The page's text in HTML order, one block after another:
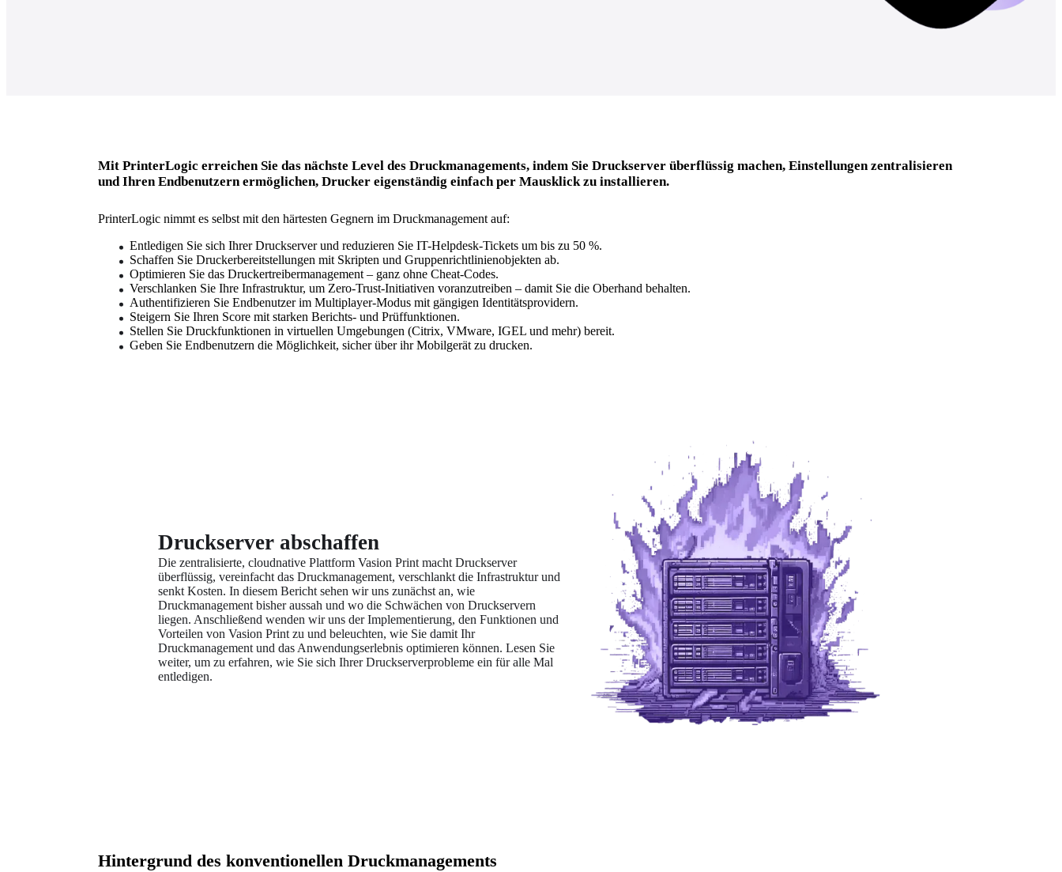
Mit PrinterLogic erreichen Sie das nächste Level des Druckmanagements, indem Sie Druckserver überflüssig machen, Einstellungen zentralisieren
und Ihren Endbenutzern ermöglichen, Drucker eigenständig einfach per Mausklick zu installieren.
PrinterLogic nimmt es selbst mit den härtesten Gegnern im Druckmanagement auf:
Entledigen Sie sich Ihrer Druckserver und reduzieren Sie IT-Helpdesk-Tickets um bis zu 50 %.
Schaffen Sie Druckerbereitstellungen mit Skripten und Gruppenrichtlinienobjekten ab.
Optimieren Sie das Druckertreibermanagement – ganz ohne Cheat-Codes.
Verschlanken Sie Ihre Infrastruktur, um Zero-Trust-Initiativen voranzutreiben – damit Sie die Oberhand behalten.
Authentifizieren Sie Endbenutzer im Multiplayer-Modus mit gängigen Identitätsprovidern.
Steigern Sie Ihren Score mit starken Berichts- und Prüffunktionen.
Stellen Sie Druckfunktionen in virtuellen Umgebungen (Citrix, VMware, IGEL und mehr) bereit.
Geben Sie Endbenutzern die Möglichkeit, sicher über ihr Mobilgerät zu drucken.
Druckserver abschaffen
Die zentralisierte, cloudnative Plattform Vasion Print macht Druckserver
überflüssig, vereinfacht das Druckmanagement, verschlankt die Infrastruktur und
senkt Kosten. In diesem Bericht sehen wir uns zunächst an, wie
Druckmanagement bisher aussah und wo die Schwächen von Druckservern
liegen. Anschließend wenden wir uns der Implementierung, den Funktionen und
Vorteilen von Vasion Print zu und beleuchten, wie Sie damit Ihr
Druckmanagement und das Anwendungserlebnis optimieren können. Lesen Sie
weiter, um zu erfahren, wie Sie sich Ihrer Druckserverprobleme ein für alle Mal
entledigen.
Hintergrund des konventionellen Druckmanagements